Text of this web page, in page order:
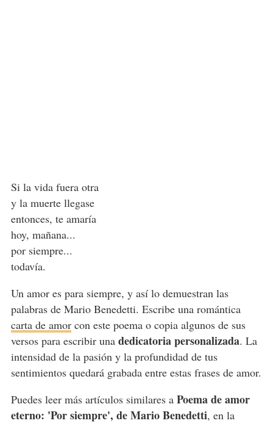
Si la vida fuera otra
y la muerte llegase
entonces, te amaría
hoy, mañana...
por siempre...
todavía.
Un amor es para siempre, y así lo demuestran las
palabras de Mario Benedetti. Escribe una romántica
carta de amorcon este poema o copia algunos de sus
versos para escribir una dedicatoria personalizada. La
intensidad de la pasión y la profundidad de tus
sentimientos quedará grabada entre estas frases de amor.
Puedes leer más artículos similares a Poema de amor
eterno: 'Por siempre', de Mario Benedetti, en la